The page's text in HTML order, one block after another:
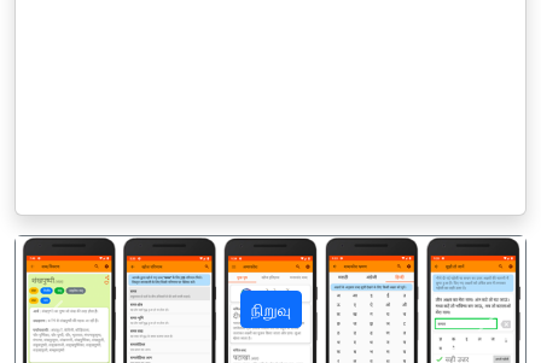
நிறுவு
पिछला अगला